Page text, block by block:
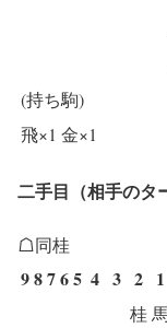
(持ち駒)
飛×1 金×1
二手目（相手のタ
☖同桂
98765 4 3 2 1
桂